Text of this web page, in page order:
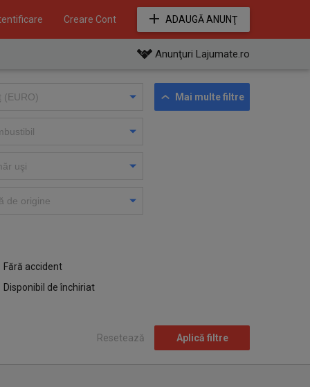
Creare Cont ADAUGĂ ANUNŢ
Anunţuri Lajumate.ro
Mai multe filtre
Fără accident
Disponibil de închiriat
Resetează Aplică filtre